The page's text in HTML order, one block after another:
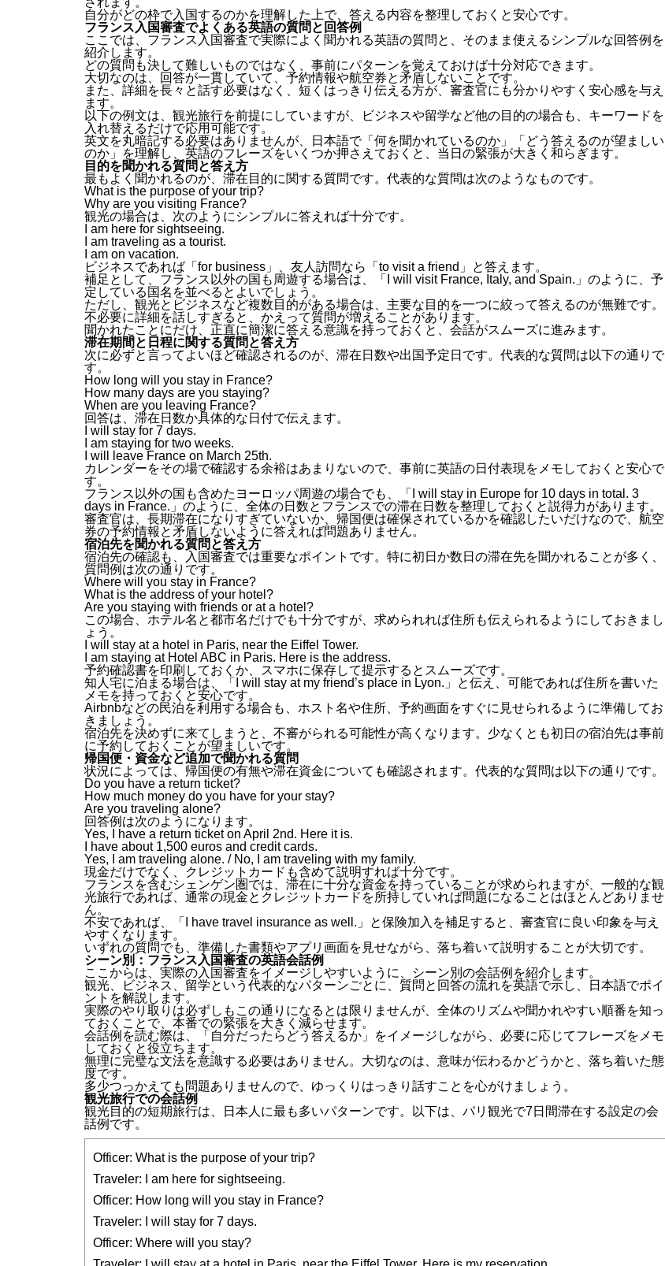
自分がどの枠で入国するのかを理解した上で、答える内容を整理しておくと安心です。
フランス入国審査でよくある英語の質問と回答例
ここでは、フランス入国審査で実際によく聞かれる英語の質問と、そのまま使えるシンプルな回答例を
紹介します。
どの質問も決して難しいものではなく、事前にパターンを覚えておけば十分対応できます。
大切なのは、回答が一貫していて、予約情報や航空券と矛盾しないことです。
また、詳細を長々と話す必要はなく、短くはっきり伝える方が、審査官にも分かりやすく安心感を与え
ます。
以下の例文は、観光旅行を前提にしていますが、ビジネスや留学など他の目的の場合も、キーワードを
入れ替えるだけで応用可能です。
英文を丸暗記する必要はありませんが、日本語で「何を聞かれているのか」「どう答えるのが望ましい
のか」を理解し、英語のフレーズをいくつか押さえておくと、当日の緊張が大きく和らぎます。
目的を聞かれる質問と答え方
最もよく聞かれるのが、滞在目的に関する質問です。代表的な質問は次のようなものです。
What is the purpose of your trip?
Why are you visiting France?
観光の場合は、次のようにシンプルに答えれば十分です。
I am here for sightseeing.
I am traveling as a tourist.
I am on vacation.
ビジネスであれば「for business」、友人訪問なら「to visit a friend」と答えます。
補足として、フランス以外の国も周遊する場合は、「I will visit France, Italy, and Spain.」のように、予
定している国名を並べるとよいでしょう。
ただし、観光とビジネスなど複数目的がある場合は、主要な目的を一つに絞って答えるのが無難です。
不必要に詳細を話しすぎると、かえって質問が増えることがあります。
聞かれたことにだけ、正直に簡潔に答える意識を持っておくと、会話がスムーズに進みます。
滞在期間と日程に関する質問と答え方
次に必ずと言ってよいほど確認されるのが、滞在日数や出国予定日です。代表的な質問は以下の通りで
す。
How long will you stay in France?
How many days are you staying?
When are you leaving France?
回答は、滞在日数か具体的な日付で伝えます。
I will stay for 7 days.
I am staying for two weeks.
I will leave France on March 25th.
カレンダーをその場で確認する余裕はあまりないので、事前に英語の日付表現をメモしておくと安心で
す。
フランス以外の国も含めたヨーロッパ周遊の場合でも、「I will stay in Europe for 10 days in total. 3
days in France.」のように、全体の日数とフランスでの滞在日数を整理しておくと説得力があります。
審査官は、長期滞在になりすぎていないか、帰国便は確保されているかを確認したいだけなので、航空
券の予約情報と矛盾しないように答えれば問題ありません。
宿泊先を聞かれる質問と答え方
宿泊先の確認も、入国審査では重要なポイントです。特に初日か数日の滞在先を聞かれることが多く、
質問例は次の通りです。
Where will you stay in France?
What is the address of your hotel?
Are you staying with friends or at a hotel?
この場合、ホテル名と都市名だけでも十分ですが、求められれば住所も伝えられるようにしておきまし
ょう。
I will stay at a hotel in Paris, near the Eiffel Tower.
I am staying at Hotel ABC in Paris. Here is the address.
予約確認書を印刷しておくか、スマホに保存して提示するとスムーズです。
知人宅に泊まる場合は、「I will stay at my friend’s place in Lyon.」と伝え、可能であれば住所を書いた
メモを持っておくと安心です。
Airbnbなどの民泊を利用する場合も、ホスト名や住所、予約画面をすぐに見せられるように準備してお
きましょう。
宿泊先を決めずに来てしまうと、不審がられる可能性が高くなります。少なくとも初日の宿泊先は事前
に予約しておくことが望ましいです。
帰国便・資金など追加で聞かれる質問
状況によっては、帰国便の有無や滞在資金についても確認されます。代表的な質問は以下の通りです。
Do you have a return ticket?
How much money do you have for your stay?
Are you traveling alone?
回答例は次のようになります。
Yes, I have a return ticket on April 2nd. Here it is.
I have about 1,500 euros and credit cards.
Yes, I am traveling alone. / No, I am traveling with my family.
現金だけでなく、クレジットカードも含めて説明すれば十分です。
フランスを含むシェンゲン圏では、滞在に十分な資金を持っていることが求められますが、一般的な観
光旅行であれば、通常の現金とクレジットカードを所持していれば問題になることはほとんどありませ
ん。
不安であれば、「I have travel insurance as well.」と保険加入を補足すると、審査官に良い印象を与え
やすくなります。
いずれの質問でも、準備した書類やアプリ画面を見せながら、落ち着いて説明することが大切です。
シーン別：フランス入国審査の英語会話例
ここからは、実際の入国審査をイメージしやすいように、シーン別の会話例を紹介します。
観光、ビジネス、留学という代表的なパターンごとに、質問と回答の流れを英語で示し、日本語でポイ
ントを解説します。
実際のやり取りは必ずしもこの通りになるとは限りませんが、全体のリズムや聞かれやすい順番を知っ
ておくことで、本番での緊張を大きく減らせます。
会話例を読む際は、「自分だったらどう答えるか」をイメージしながら、必要に応じてフレーズをメモ
しておくと役立ちます。
無理に完璧な文法を意識する必要はありません。大切なのは、意味が伝わるかどうかと、落ち着いた態
度です。
多少つっかえても問題ありませんので、ゆっくりはっきり話すことを心がけましょう。
観光旅行での会話例
観光目的の短期旅行は、日本人に最も多いパターンです。以下は、パリ観光で7日間滞在する設定の会
話例です。
Officer: What is the purpose of your trip?
Traveler: I am here for sightseeing.
Officer: How long will you stay in France?
Traveler: I will stay for 7 days.
Officer: Where will you stay?